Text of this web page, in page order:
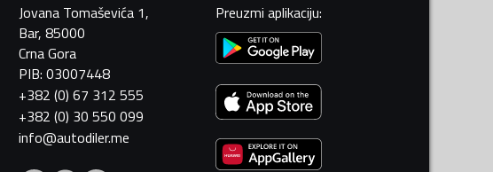
Jovana Tomaševića 1,
Bar, 85000
Crna Gora
PIB: 03007448
+382 (0) 67 312 555
+382 (0) 30 550 099
info@autodiler.me
Preuzmi aplikaciju: